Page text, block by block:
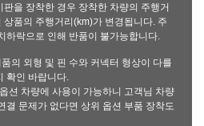
을 장착한 경우 장착한 차량의 주행거
품의 주행거리(km)가 변경됩니다. 주
하락으로 인해 반품이 불가능합니다.
의 외형 및 핀 수와 커넥터 형상이 다를
확인 바랍니다.
션 차량에 사용이 가능하니 고객님 차량
결 문제가 없다면 상위 옵션 부품 장착도